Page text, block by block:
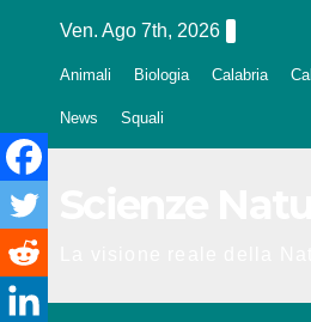
Ven. Ago 7th, 2026
Animali Biologia Calabria
News Squali